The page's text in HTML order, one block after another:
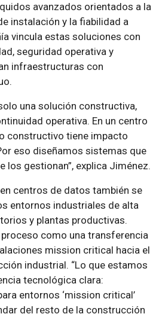
avanzados orientados a la
instalación y la fiabilidad a
vincula estas soluciones con
seguridad operativa y
infraestructuras con
una solución constructiva,
operativa. En un centro
constructivo tiene impacto
eso diseñamos sistemas que
los gestionan”, explica Jiménez.
centros de datos también se
entornos industriales de alta
y plantas productivas.
como una transferencia
mission critical hacia el
industrial. “Lo que estamos
tecnológica clara:
entornos ‘mission critical’
del resto de la construcción